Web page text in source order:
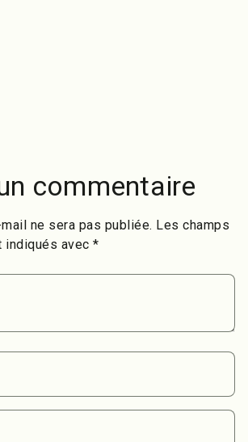
commentaire
ne sera pas publiée. Les champs
avec *